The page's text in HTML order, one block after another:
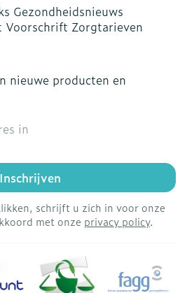
Gezondheidsnieuws
Voorschrift Zorgtarieven
nieuwe producten en
Inschrijven
schrijft u zich in voor onze
met onze privacy policy.